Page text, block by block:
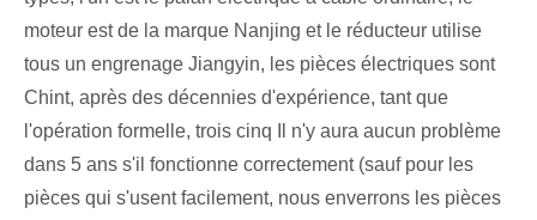
moteur est de la marque Nanjing et le réducteur utilise
tous un engrenage Jiangyin, les pièces électriques sont
Chint, après des décennies d'expérience, tant que
l'opération formelle, trois cinq Il n'y aura aucun problème
dans 5 ans s'il fonctionne correctement (sauf pour les
pièces qui s'usent facilement, nous enverrons les pièces